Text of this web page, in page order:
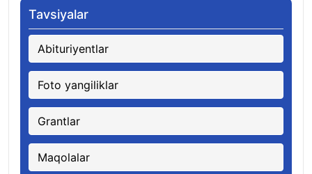
Tavsiyalar
Abituriyentlar
Foto yangiliklar
Grantlar
Maqolalar